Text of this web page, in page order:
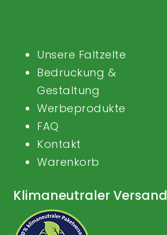
Unsere Faltzelte
Bedruckung &
Gestaltung
Werbeprodukte
FAQ
Kontakt
Warenkorb
Klimaneutraler Versand